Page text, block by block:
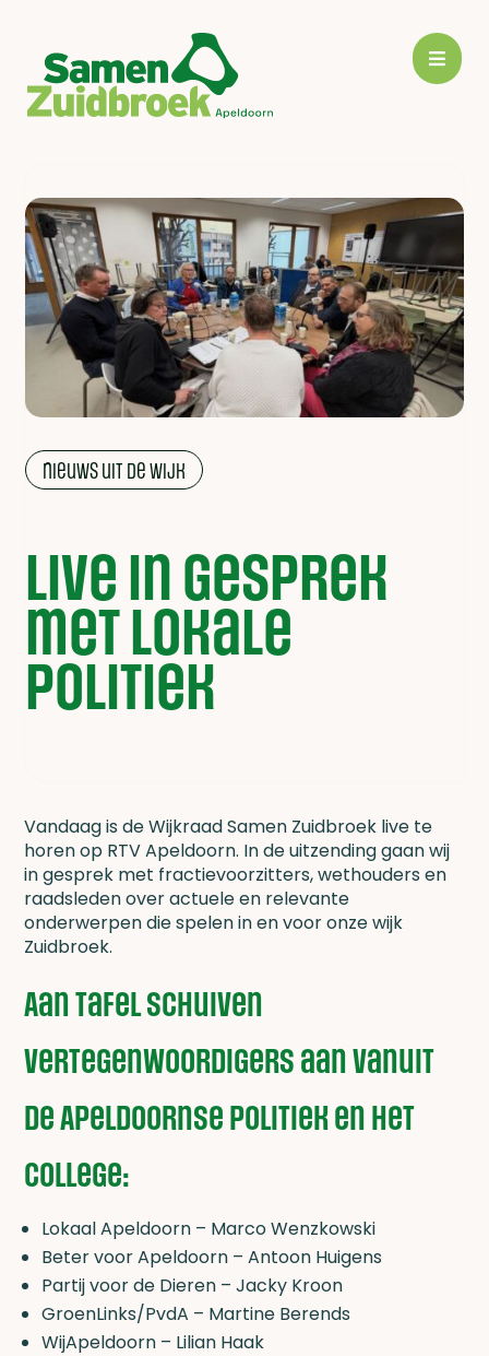

nieuws uit de wijk
Live in gesprek
met lokale
politiek
Vandaag is de Wijkraad Samen Zuidbroek live te
horen op RTV Apeldoorn. In de uitzending gaan wij
in gesprek met fractievoorzitters, wethouders en
raadsleden over actuele en relevante
onderwerpen die spelen in en voor onze wijk
Zuidbroek.
Aan tafel schuiven
vertegenwoordigers aan vanuit
de Apeldoornse politiek en het
college:
Lokaal Apeldoorn – Marco Wenzkowski
Beter voor Apeldoorn – Antoon Huigens
Partij voor de Dieren – Jacky Kroon
GroenLinks/PvdA – Martine Berends
WijApeldoorn – Lilian Haak